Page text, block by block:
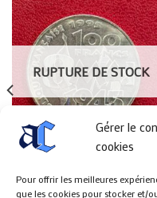
Gérer le
cookies
Pour offrir les meilleures
que les cookies pour stocker et/
RUPTURE DE STOCK
MONNAIES
100 Francs 8 Mai 1945